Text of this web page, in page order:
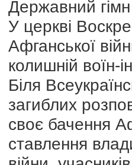
Державний
У церкві
Афганської
колишній воїн-
Біля
загиблих
своє бачення
ставлення